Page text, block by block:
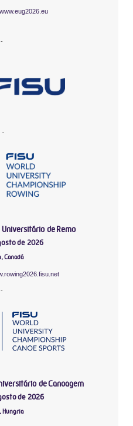
www.eug2026.eu
-
-
de Remo
de 2026
Canadá
-
de Canoagem
de 2026
Hungria